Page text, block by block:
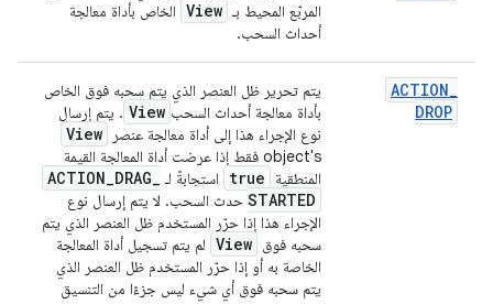
المربّع المحيط بـ View الخاص بأداة معالجة
أحداث السحب.
ACTION_
DROP
يتم تحرير ظل العنصر الذي يتم سحبه فوق الخاص
بأداة معالجة أحداث السحب View . يتم إرسال
نوع الإجراء هذا إلى أداة معالجة عنصر
View
object's فقط إذا عرضت أداة المعالجة القيمة
المنطقية
true استجابةً لـ ACTION_DRAG_
STARTED حدث السحب. لا يتم إرسال نوع
الإجراء هذا إذا حرّر المستخدم ظل العنصر الذي يتم
سحبه فوق View لم يتم تسجيل أداة المعالجة
الخاصة به أو إذا حرّر المستخدم ظل العنصر الذي
يتم سحبه فوق أي شيء ليس جزءًا من التنسيق